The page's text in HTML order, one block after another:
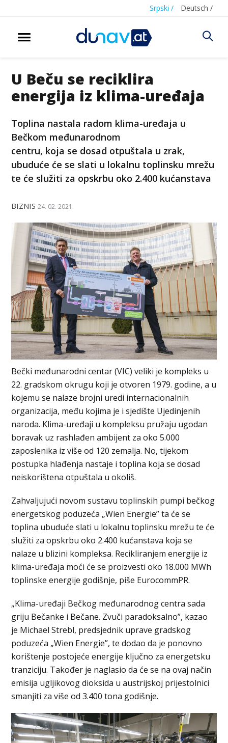
Srpski / Deutsch /
U Beču se reciklira
energija iz klima-uređaja
Toplina nastala radom klima-uređaja u
Bečkom međunarodnom
centru, koja se dosad otpuštala u zrak,
ubuduće će se slati u lokalnu toplinsku mrežu
te će služiti za opskrbu oko 2.400 kućanstava
BIZNIS 24. 02. 2021.
Bečki međunarodni centar (VIC) veliki je kompleks u
22. gradskom okrugu koji je otvoren 1979. godine, a u
kojemu se nalaze brojni uredi internacionalnih
organizacija, među kojima je i sjedište Ujedinjenih
naroda. Klima-uređaji u kompleksu pružaju ugodan
boravak uz rashlađen ambijent za oko 5.000
zaposlenika iz više od 120 zemalja. No, tijekom
postupka hlađenja nastaje i toplina koja se dosad
neiskorištena otpuštala u okoliš.
Zahvaljujući novom sustavu toplinskih pumpi bečkog
energetskog poduzeća „Wien Energie” ta će se
toplina ubuduće slati u lokalnu toplinsku mrežu te će
služiti za opskrbu oko 2.400 kućanstava koja se
nalaze u blizini kompleksa. Recikliranjem energije iz
klima-uređaja moći će se proizvesti oko 18.000 MWh
toplinske energije godišnje, piše EurocommPR.
„Klima-uređaji Bečkog međunarodnog centra sada
griju Bečanke i Bečane. Zvuči paradoksalno”, kazao
je Michael Strebl, predsjednik uprave gradskog
poduzeća „Wien Energie”, te dodao da je ponovno
korištenje postojeće energije ključno za energetsku
tranziciju. Također je naglasio da će se na ovaj način
emisija ugljikovog dioksida u austrijskoj prijestolnici
smanjiti za više od 3.400 tona godišnje.